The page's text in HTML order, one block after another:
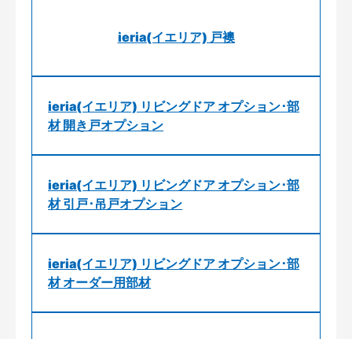
ieria(イエリア) 戸襖
ieria(イエリア) リビングドア オプション･部
材 開き戸オプション
ieria(イエリア) リビングドア オプション･部
材 引戸･吊戸オプション
ieria(イエリア) リビングドア オプション･部
材 オーダー用部材